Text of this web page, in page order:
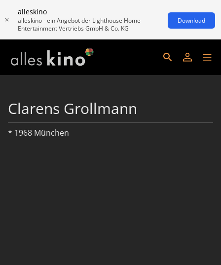
alleskino
alleskino - ein Angebot der Lighthouse Home
Entertainment Vertriebs GmbH & Co. KG
Download
Clarens Grollmann
* 1968 München